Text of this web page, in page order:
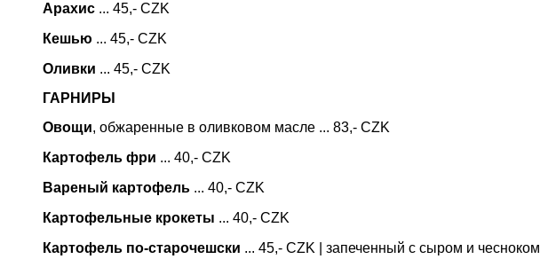
Арахис ... 45,- CZK
Кешью ... 45,- CZK
Оливки ... 45,- CZK
ГАРНИРЫ
Овощи, обжаренные в оливковом масле ... 83,- CZK
Картофель фри ... 40,- CZK
Вареный картофель ... 40,- CZK
Картофельные крокеты ... 40,- CZK
Картофель по-старочешски ... 45,- CZK | запеченный с сыром и чесноком